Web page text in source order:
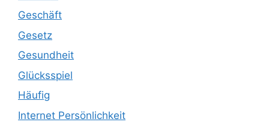
Geschäft
Gesetz
Gesundheit
Glücksspiel
Häufig
Internet Persönlichkeit